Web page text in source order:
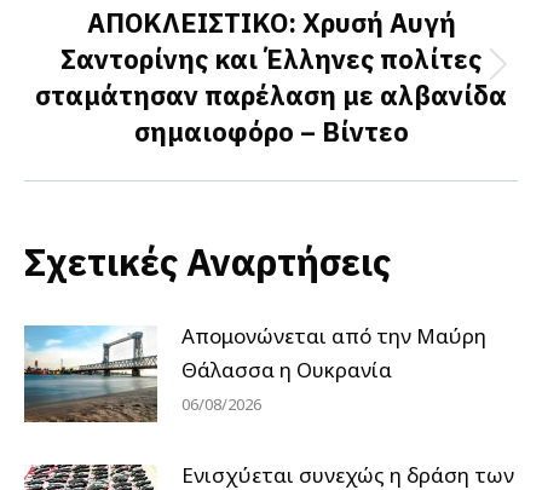
Next
post:
ΑΠΟΚΛΕΙΣΤΙΚΟ: Χρυσή Αυγή
Σαντορίνης και Έλληνες πολίτες
σταμάτησαν παρέλαση με αλβανίδα
σημαιοφόρο – Βίντεο
Σχετικές Αναρτήσεις
Απομονώνεται από την Μαύρη
Θάλασσα η Ουκρανία
06/08/2026
Ενισχύεται συνεχώς η δράση των